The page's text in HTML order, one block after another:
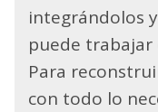
integrándolos
puede trabajar
Para
con todo lo